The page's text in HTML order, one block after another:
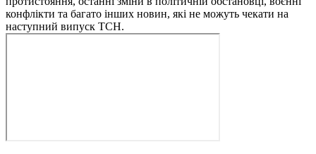
конфлікти та багато інших новин, які не можуть чекати на
наступний випуск ТСН.